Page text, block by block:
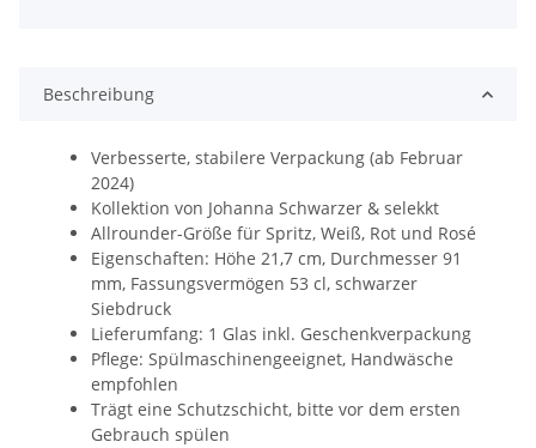
Beschreibung
Verbesserte, stabilere Verpackung (ab Februar
2024)
Kollektion von Johanna Schwarzer & selekkt
Allrounder-Größe für Spritz, Weiß, Rot und Rosé
Eigenschaften: Höhe 21,7 cm, Durchmesser 91
mm, Fassungsvermögen 53 cl, schwarzer
Siebdruck
Lieferumfang: 1 Glas inkl. Geschenkverpackung
Pflege: Spülmaschinengeeignet, Handwäsche
empfohlen
Trägt eine Schutzschicht, bitte vor dem ersten
Gebrauch spülen